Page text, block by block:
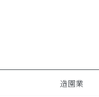
造園業